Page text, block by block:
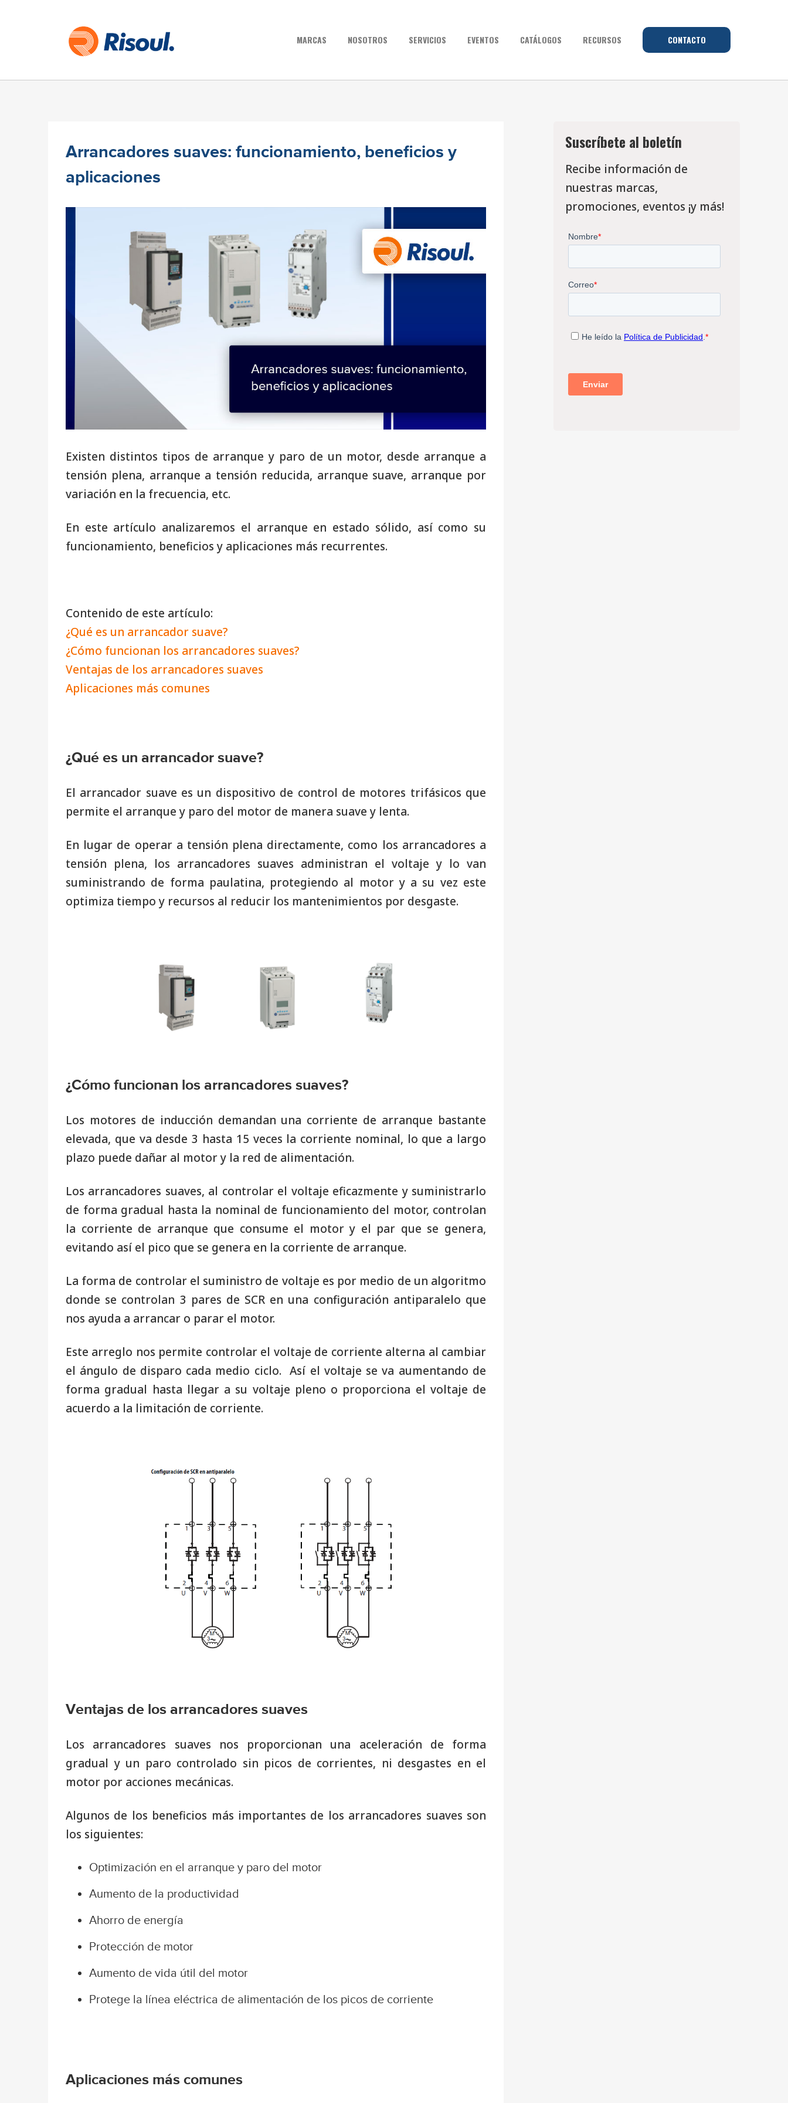
MARCAS NOSOTROS SERVICIOS EVENTOS CATÁLOGOS RECURSOS CONTACTO
Arrancadores suaves: funcionamiento, beneficios y
aplicaciones
Existen distintos tipos de arranque y paro de un motor, desde arranque a
tensión plena, arranque a tensión reducida, arranque suave, arranque por
variación en la frecuencia, etc.
En este artículo analizaremos el arranque en estado sólido, así como su
funcionamiento, beneficios y aplicaciones más recurrentes.
Contenido de este artículo:
¿Qué es un arrancador suave?
¿Cómo funcionan los arrancadores suaves?
Ventajas de los arrancadores suaves
Aplicaciones más comunes
¿Qué es un arrancador suave?
El arrancador suave es un dispositivo de control de motores trifásicos que
permite el arranque y paro del motor de manera suave y lenta.
En lugar de operar a tensión plena directamente, como los arrancadores a
tensión plena, los arrancadores suaves administran el voltaje y lo van
suministrando de forma paulatina, protegiendo al motor y a su vez este
optimiza tiempo y recursos al reducir los mantenimientos por desgaste.
¿Cómo funcionan los arrancadores suaves?
Los motores de inducción demandan una corriente de arranque bastante
elevada, que va desde 3 hasta 15 veces la corriente nominal, lo que a largo
plazo puede dañar al motor y la red de alimentación.
Los arrancadores suaves, al controlar el voltaje eficazmente y suministrarlo
de forma gradual hasta la nominal de funcionamiento del motor, controlan
la corriente de arranque que consume el motor y el par que se genera,
evitando así el pico que se genera en la corriente de arranque.
La forma de controlar el suministro de voltaje es por medio de un algoritmo
donde se controlan 3 pares de SCR en una configuración antiparalelo que
nos ayuda a arrancar o parar el motor.
Este arreglo nos permite controlar el voltaje de corriente alterna al cambiar
el ángulo de disparo cada medio ciclo. Así el voltaje se va aumentando de
forma gradual hasta llegar a su voltaje pleno o proporciona el voltaje de
acuerdo a la limitación de corriente.
Ventajas de los arrancadores suaves
Los arrancadores suaves nos proporcionan una aceleración de forma
gradual y un paro controlado sin picos de corrientes, ni desgastes en el
motor por acciones mecánicas.
Algunos de los beneficios más importantes de los arrancadores suaves son
los siguientes:
Optimización en el arranque y paro del motor
Aumento de la productividad
Ahorro de energía
Protección de motor
Aumento de vida útil del motor
Protege la línea eléctrica de alimentación de los picos de corriente
Aplicaciones más comunes
Suscríbete al boletín
Recibe información de
nuestras marcas,
promociones, eventos ¡y más!